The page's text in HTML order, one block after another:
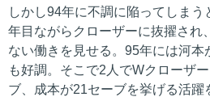
しかし94年に不調に陥ってしま
年目ながらクローザーに抜擢され
ない働きを見せる。95年には河本
も好調。そこで2人でWクローザ
ブ、成本が21セーブを挙げる活